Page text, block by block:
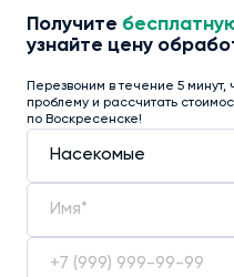
Получите
узнайте цену
Перезвоним в течение 5
проблему и рассчитать
по Воскресенске!